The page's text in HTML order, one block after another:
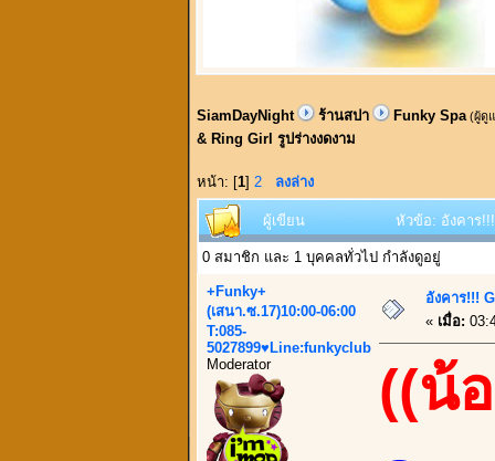
SiamDayNight ร้านสปา Funky Spa (ผู้ดู
& Ring Girl รูปร่างงดงาม
หน้า: [1] 2 ลงล่าง
ผู้เขียน หัวข้อ: อังคาร
0 สมาชิก และ 1 บุคคลทั่วไป กำลังดูอยู่
+Funky+
(เสนา.ซ.17)10:00-06:00
T:085-
5027899♥Line:funkyclub
Moderator
อังคาร!!!
« เมื่อ:
((น้